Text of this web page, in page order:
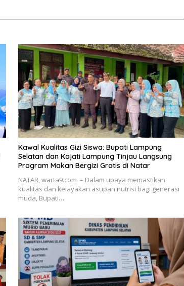
Kawal Kualitas Gizi Siswa: Bupati Lampung
Selatan dan Kajati Lampung Tinjau Langsung
Program Makan Bergizi Gratis di Natar
NATAR, warta9.com – Dalam upaya memastikan
kualitas dan kelayakan asupan nutrisi bagi generasi
muda, Bupati…